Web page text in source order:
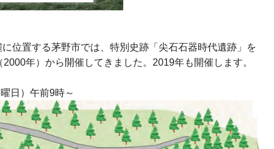
位置する茅野市では、特別史跡「尖石石器時代遺跡」を
年）から開催してきました。2019年も開催します。
日）午前9時～